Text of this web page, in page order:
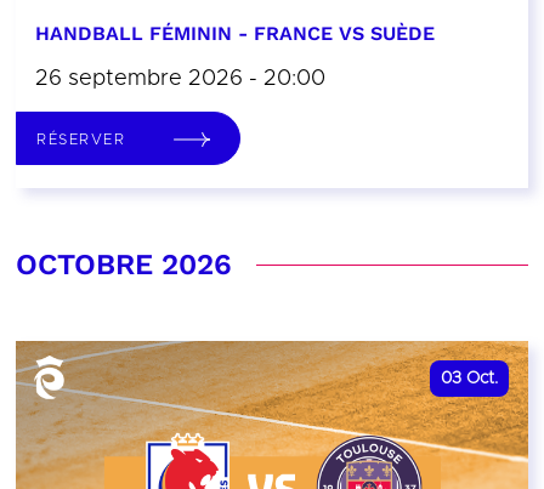
HANDBALL FÉMININ - FRANCE VS SUÈDE
26 septembre 2026 - 20:00
RÉSERVER
OCTOBRE 2026
03 Oct.